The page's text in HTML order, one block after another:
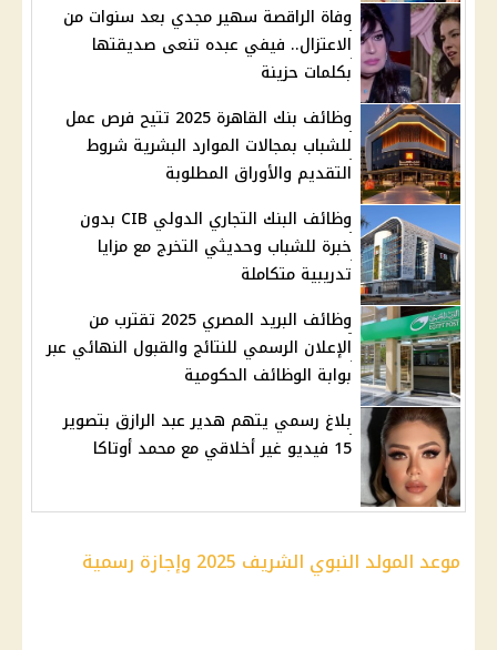
وفاة الراقصة سهير مجدي بعد سنوات من
الاعتزال.. فيفي عبده تنعى صديقتها
بكلمات حزينة
وظائف بنك القاهرة 2025 تتيح فرص عمل
للشباب بمجالات الموارد البشرية شروط
التقديم والأوراق المطلوبة
وظائف البنك التجاري الدولي CIB بدون
خبرة للشباب وحديثي التخرج مع مزايا
تدريبية متكاملة
وظائف البريد المصري 2025 تقترب من
الإعلان الرسمي للنتائج والقبول النهائي عبر
بوابة الوظائف الحكومية
بلاغ رسمي يتهم هدير عبد الرازق بتصوير
15 فيديو غير أخلاقي مع محمد أوتاكا
موعد المولد النبوي الشريف 2025 وإجازة رسمية